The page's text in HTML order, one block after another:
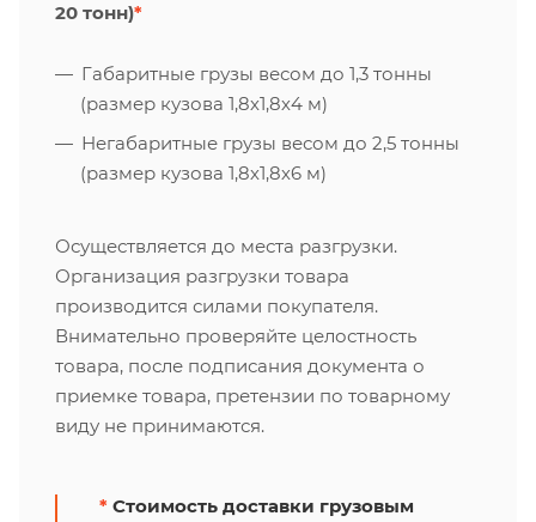
20 тонн)*
Габаритные грузы весом до 1,3 тонны
(размер кузова 1,8х1,8х4 м)
Негабаритные грузы весом до 2,5 тонны
(размер кузова 1,8х1,8х6 м)
Осуществляется до места разгрузки.
Организация разгрузки товара
производится силами покупателя.
Внимательно проверяйте целостность
товара, после подписания документа о
приемке товара, претензии по товарному
виду не принимаются.
* Стоимость доставки грузовым